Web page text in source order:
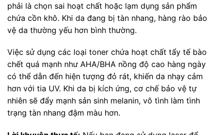
phải là chọn sai hoạt chất hoặc lạm dụng sản phẩm
chứa cồn khô. Khi da đang bị tàn nhang, hàng rào bảo
vệ da thường yếu hơn bình thường.
Việc sử dụng các loại toner chứa hoạt chất tẩy tế bào
chết quá mạnh như AHA/BHA nồng độ cao hàng ngày
có thể dẫn đến hiện tượng đỏ rát, khiến da nhạy cảm
hơn với tia UV. Khi da bị kích ứng, cơ chế bảo vệ tự
nhiên sẽ đẩy mạnh sản sinh melanin, vô tình làm tình
trạng tàn nhang đậm màu hơn.